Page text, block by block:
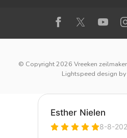
© Copyright 2026 Vreeken
Lightspeed design by